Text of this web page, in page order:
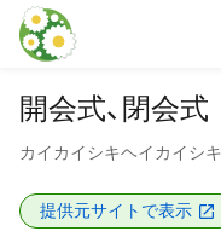
本文に飛ぶ
開会式、閉会式
カイカイシキヘイカイシキ
提供元サイトで表示